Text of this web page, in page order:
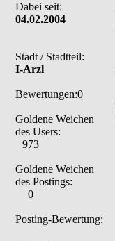
Dabei seit:
04.02.2004
Stadt / Stadtteil:
I-Arzl
Bewertungen:0
Goldene Weichen
des Users:
973
Goldene Weichen
des Postings:
0
Posting-Bewertung: